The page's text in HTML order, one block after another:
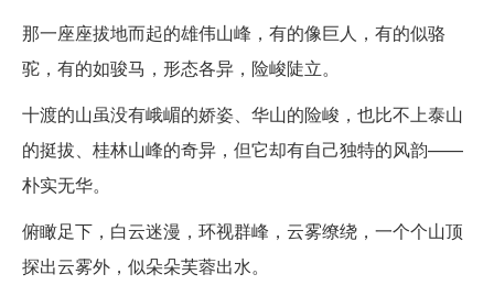
那一座座拔地而起的雄伟山峰，有的像巨人，有的似骆
驼，有的如骏马，形态各异，险峻陡立。
十渡的山虽没有峨嵋的娇姿、华山的险峻，也比不上泰山
的挺拔、桂林山峰的奇异，但它却有自己独特的风韵——
朴实无华。
俯瞰足下，白云迷漫，环视群峰，云雾缭绕，一个个山顶
探出云雾外，似朵朵芙蓉出水。